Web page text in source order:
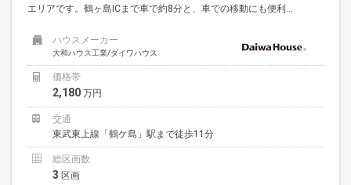
エリアです。鶴ヶ島ICまで車で約8分と、車での移動にも便利...
ハウスメーカー
大和ハウス工業/ダイワハウス
価格帯
2,180 万円
交通
東武東上線「鶴ケ島」駅まで徒歩11分
総区画数
3 区画